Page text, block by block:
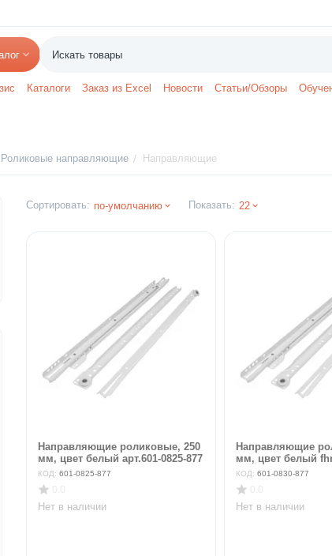
Каталоги Заказ из Excel Новости Статьи/Обзоры
Роликовые направляющие / Направляющие
Сортировать: по-умолчанию Показать: 22
Направляющие роликовые, 250
мм, цвет белый арт.601-0825-877
КОД: 601-0825-877
Нет в наличии
Направляющие
мм, цвет белый
КОД: 601-0830-877
Нет в наличии